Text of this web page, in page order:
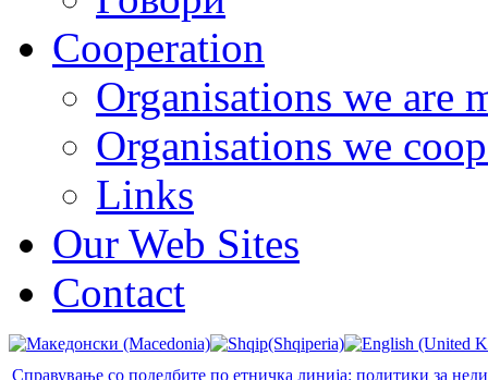
Cooperation
Organisations we are
Organisations we
Links
Our Web Sites
Contact
Справување со поделбите по етничка линија: политики за